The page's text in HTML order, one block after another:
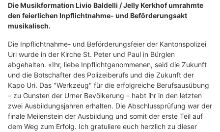
Die Musikformation Livio Baldelli / Jelly Kerkhof umrahmte
den feierlichen Inpflichtnahme- und Beförderungsakt
musikalisch.
Die Inpflichtnahme- und Beförderungsfeier der Kantonspolizei
Uri wurde in der Kirche St. Peter und Paul in Bürglen
abgehalten. «Ihr, liebe Inpflichtgenommenen, seid die Zukunft
und die Botschafter des Polizeiberufs und die Zukunft der
Kapo Uri. Das "Werkzeug" für die erfolgreiche Berufsausübung
– zu Gunsten der Urner Bevölkerung – habt ihr in den letzten
zwei Ausbildungsjahren erhalten. Die Abschlussprüfung war der
finale Meilenstein der Ausbildung und somit der erste Teil auf
dem Weg zum Erfolg. Ich gratuliere euch herzlich zu dieser